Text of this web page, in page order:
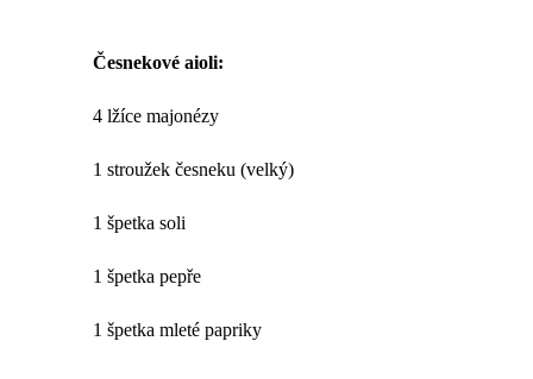
Česnekové aioli:
4 lžíce majonézy
1 stroužek česneku (velký)
1 špetka soli
1 špetka pepře
1 špetka mleté papriky